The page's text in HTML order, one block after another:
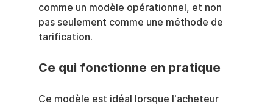
comme un modèle opérationnel, et non
pas seulement comme une méthode de
tarification.
Ce qui fonctionne en pratique
Ce modèle est idéal lorsque l'acheteur